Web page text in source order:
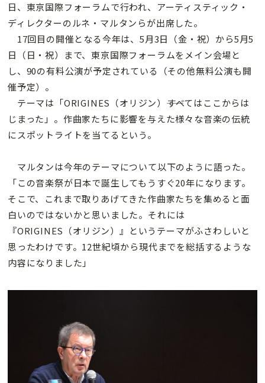
日、東京国際フォーラムで行われ、アーティスティック・
ディレクターのルネ・マルタンらが出席した。
17回⽬の開催となる今年は、5⽉3⽇（金・祝）から5月5
日（日・祝）まで、東京国際フォーラムをメイン会場と
し、90の有料公演が予定されている（その他無料公演も開
催予定）。
テーマは「ORIGINES（オリジン）――すべてはここからは
じまった」。作曲家たちに影響を与えた様々な音楽の伝統
にスポットライトを当てるという。
マルタンは今年のテーマについて以下のように語った。
「この音楽祭が日本で誕生してもうすぐ20年になります。
そこで、これまで取りあげてきた作曲家たちを集めると面
白いのではないかと思いました。それには
『ORIGINES（オリジン）』というテーマがふさわしいと
思ったわけです。12世紀頃から現代までを総括するような
内容になりました」